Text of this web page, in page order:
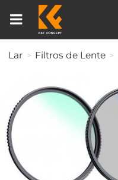
Lar Filtros de Lente